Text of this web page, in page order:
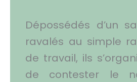
Dépossédés d’un
ravalés au simple
de travail, ils
de contester le